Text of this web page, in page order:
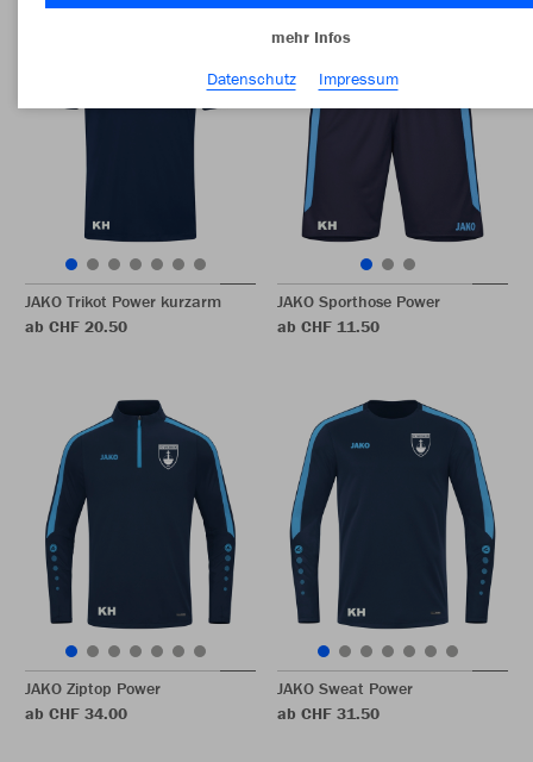
JAKO Trikot Power kurzarm
ab CHF 20.50
JAKO Sporthose Power
ab CHF 11.50
JAKO Ziptop Power
ab CHF 34.00
JAKO Sweat Power
ab CHF 31.50
mehr Infos
Datenschutz
Impressum